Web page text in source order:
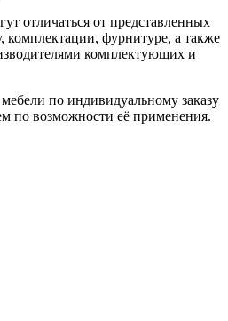
отличаться от представленных
комплектации, фурнитуре, а также
комплектующих и
по индивидуальному заказу
по возможности её применения.